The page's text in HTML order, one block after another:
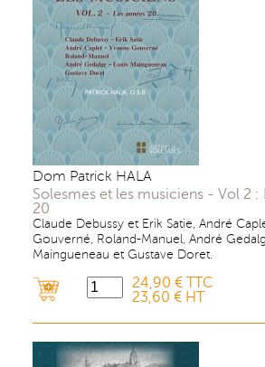
Dom Patrick HALA
Solesmes et les musiciens - Vol 2 :
20
Claude Debussy et Erik Satie, André
Gouverné, Roland-Manuel, André
Maingueneau et Gustave Doret.
24,90 € TTC
23,60 € HT